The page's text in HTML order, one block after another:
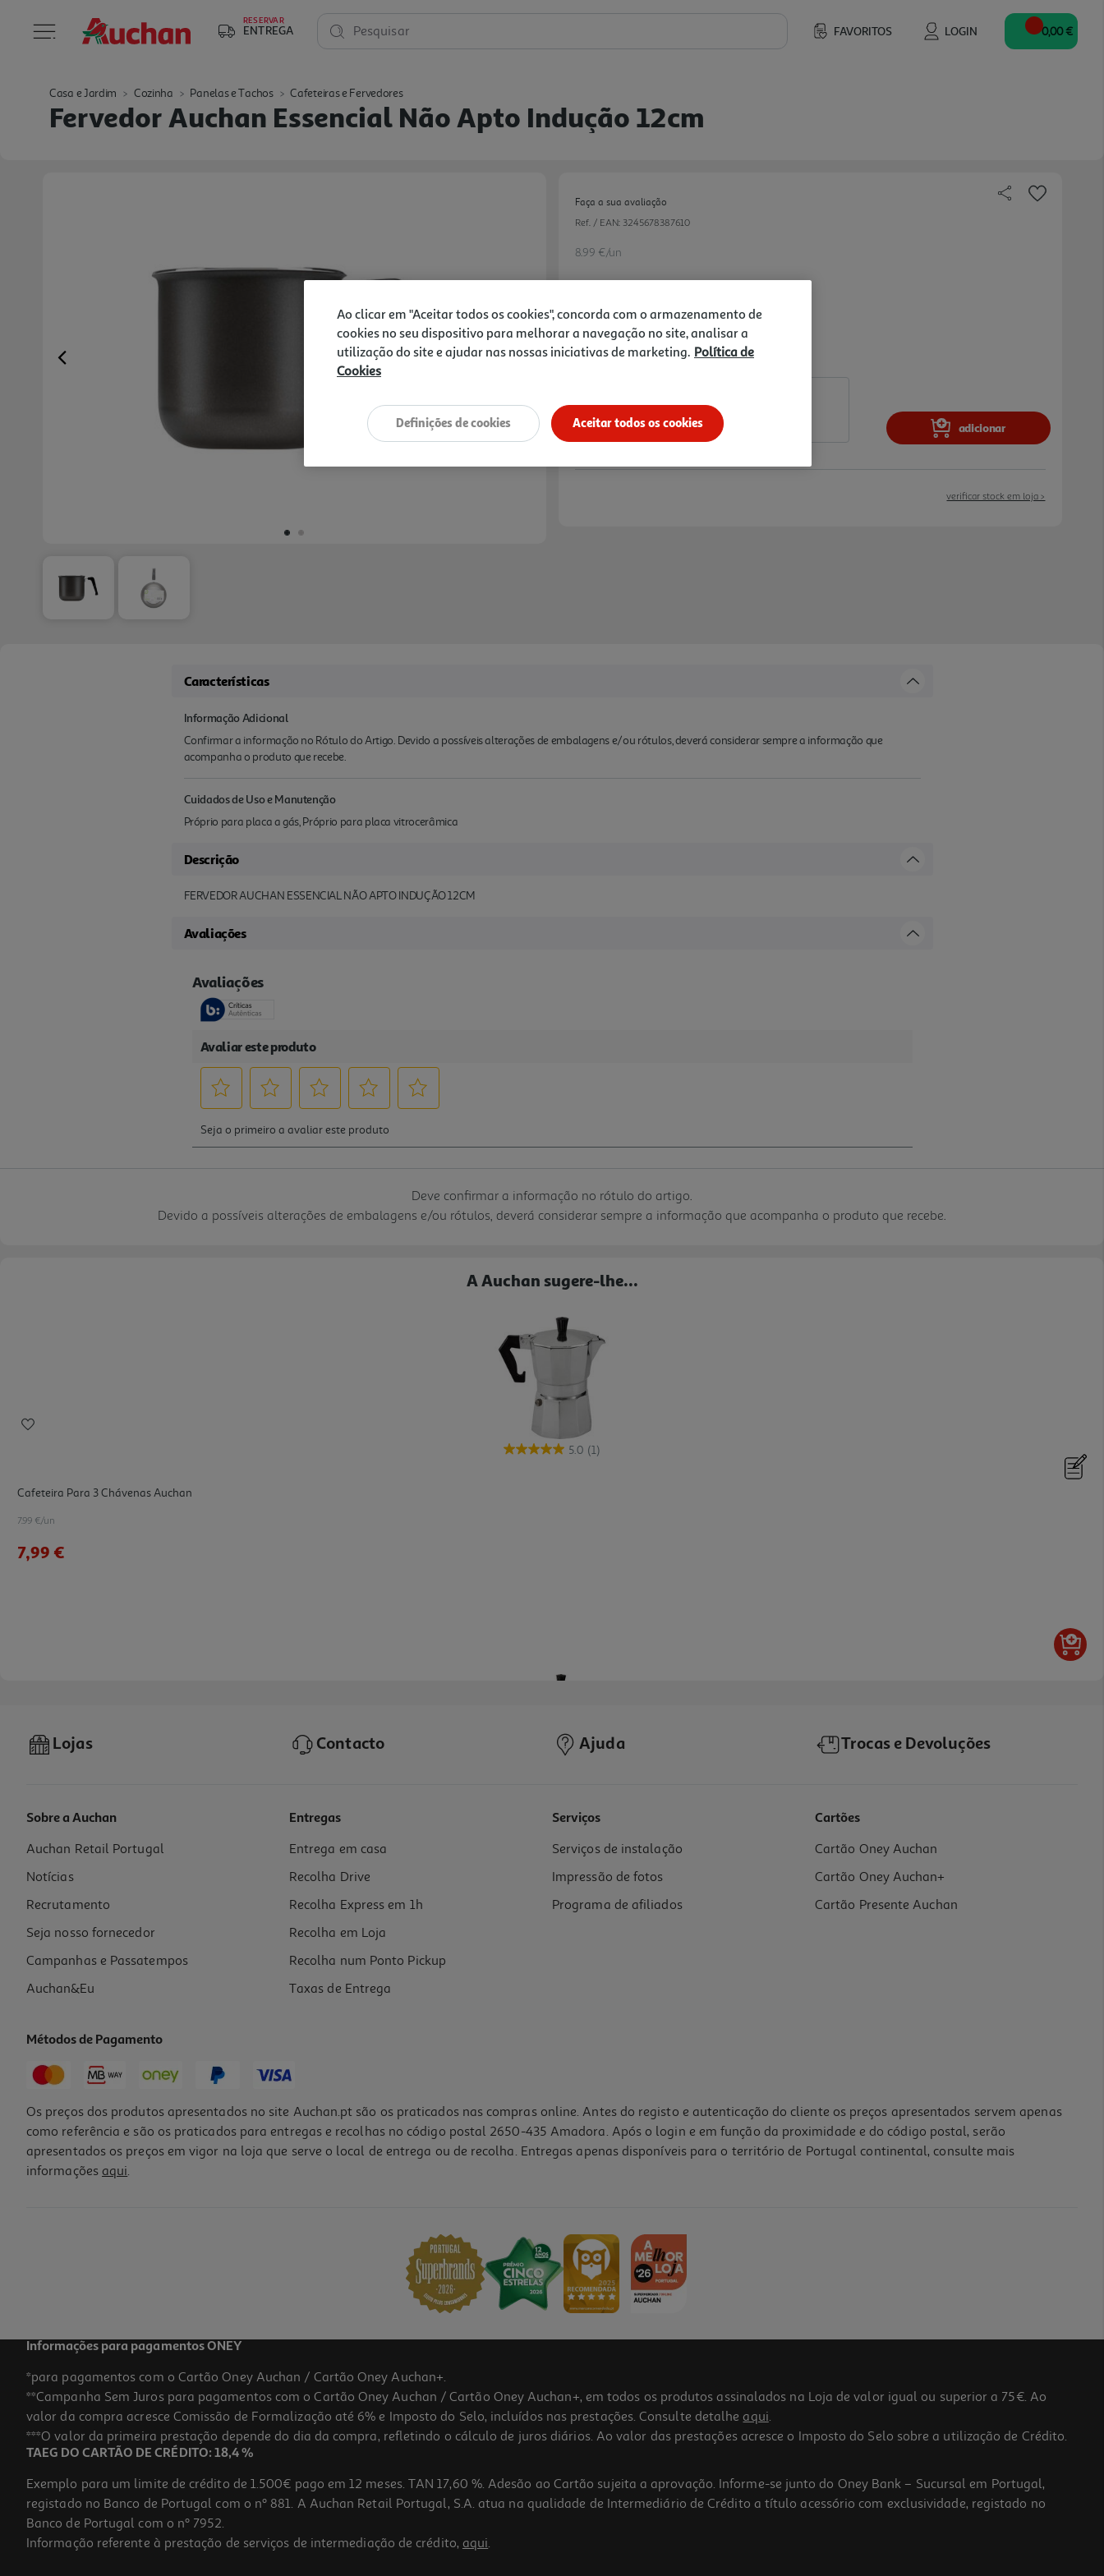
RESERVAR
ENTREGA FAVORITOS LOGIN
Pesquisar 0,00 €
Casa e Jardim Cozinha Panelas e Tachos Cafeteiras e Fervedores
Fervedor Auchan Essencial Não Apto Indução 12cm
Previous
Faça a sua avaliação
Ref. / EAN: 3245678387610
8.99 €/un
8,99 €
Notas de preparação
adicionar
verificar stock em loja >
Características
Informação Adicional
Confirmar a informação no Rótulo do Artigo. Devido a possíveis alterações de embalagens e/ou rótulos, deverá considerar sempre a informação que
acompanha o produto que recebe.
Cuidados de Uso e Manutenção
Próprio para placa a gás, Próprio para placa vitrocerâmica
Descrição
FERVEDOR AUCHAN ESSENCIAL NÃO APTO INDUÇÃO 12CM
Avaliações
Deve confirmar a informação no rótulo do artigo.
Devido a possíveis alterações de embalagens e/ou rótulos, deverá considerar sempre a informação que acompanha o produto que recebe.
A Auchan sugere-lhe...
5.0 (1)
Cafeteira Para 3 Chávenas Auchan
7.99 €/un
7,99 €
Cafeteira Auchan 6 Chavenas
11.99 €/un
11,99 €
-29%
Lojas Contacto Ajuda Trocas e Devoluções
Sobre a Auchan
Auchan Retail Portugal
Notícias
Recrutamento
Seja nosso fornecedor
Campanhas e Passatempos
Auchan&Eu
Entregas
Entrega em casa
Recolha Drive
Recolha Express em 1h
Recolha em Loja
Recolha num Ponto Pickup
Taxas de Entrega
Serviços
Serviços de instalação
Impressão de fotos
Programa de afiliados
Cartões
Cartão Oney Auchan
Cartão Oney Auchan+
Cartão Presente Auchan
Métodos de Pagamento
Os preços dos produtos apresentados no site Auchan.pt são os praticados nas compras online. Antes do registo e autenticação do cliente os preços apresentados servem apenas
como referência e são os praticados para entregas e recolhas no código postal 2650-435 Amadora. Após o login e em função da proximidade e do código postal, serão
apresentados os preços em vigor na loja que serve o local de entrega ou de recolha. Entregas apenas disponíveis para o território de Portugal continental, consulte mais
informações aqui.
Informações para pagamentos ONEY
*para pagamentos com o Cartão Oney Auchan / Cartão Oney Auchan+.
**Campanha Sem Juros para pagamentos com o Cartão Oney Auchan / Cartão Oney Auchan+, em todos os produtos assinalados na Loja de valor igual ou superior a 75€. Ao
valor da compra acresce Comissão de Formalização até 6% e Imposto do Selo, incluídos nas prestações. Consulte detalhe aqui.
***O valor da primeira prestação depende do dia da compra, refletindo o cálculo de juros diários. Ao valor das prestações acresce o Imposto do Selo sobre a utilização de Crédito.
TAEG DO CARTÃO DE CRÉDITO: 18,4 %
Exemplo para um limite de crédito de 1.500€ pago em 12 meses. TAN 17,60 %. Adesão ao Cartão sujeita a aprovação. Informe-se junto do Oney Bank – Sucursal em Portugal,
registado no Banco de Portugal com o nº 881. A Auchan Retail Portugal, S.A. atua na qualidade de Intermediário de Crédito a título acessório com exclusividade, registado no
Banco de Portugal com o nº 7952.
Informação referente à prestação de serviços de intermediação de crédito, aqui.
Ao clicar em "Aceitar todos os cookies", concorda com o armazenamento de
cookies no seu dispositivo para melhorar a navegação no site, analisar a
utilização do site e ajudar nas nossas iniciativas de marketing. Política de
Cookies
Aceitar todos os cookies
Definições de cookies